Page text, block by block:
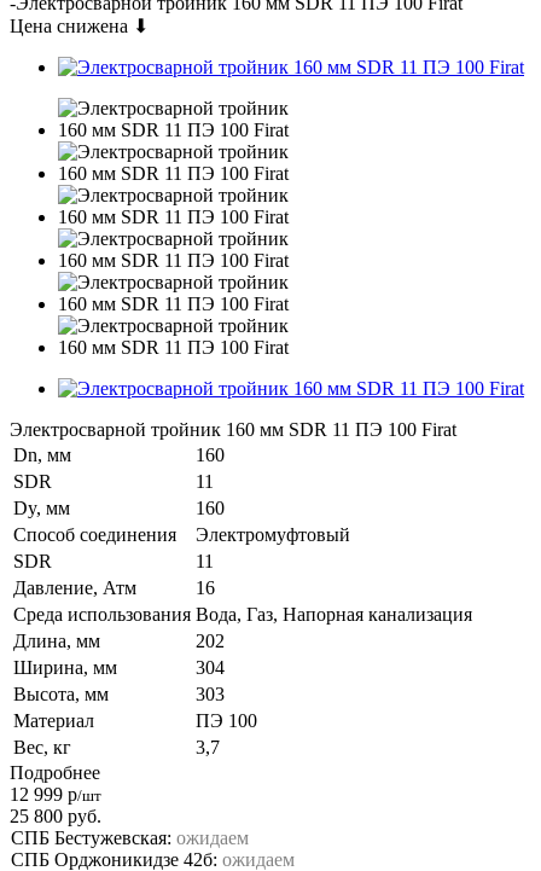
Цена снижена ⬇
Электросварной тройник 160 мм SDR 11 ПЭ 100 Firat
Dn, мм
160
SDR
11
Dy, мм
160
Способ соединения
Электромуфтовый
SDR
11
Давление, Атм
16
Среда использования Вода, Газ, Напорная канализация
Длина, мм
202
Ширина, мм
304
Высота, мм
303
Материал
ПЭ 100
Вес, кг
3,7
Подробнее
12 999 р/шт
25 800 руб.
СПБ Бестужевская: ожидаем
СПБ Орджоникидзе 42б: ожидаем